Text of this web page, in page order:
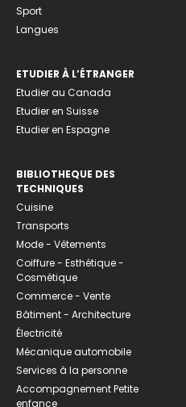
Sport
Langues
ETUDIER À L’ÉTRANGER
Etudier au Canada
Etudier en Suisse
Etudier en Espagne
BIBLIOTHEQUE DES
TECHNIQUES
Cuisine
Transports
Mode - Vêtements
Coiffure - Esthétique -
Cosmétique
Commerce - Vente
Bâtiment - Architecture
Électricité
Mécanique automobile
Services à la personne
Accompagnement Petite
enfance